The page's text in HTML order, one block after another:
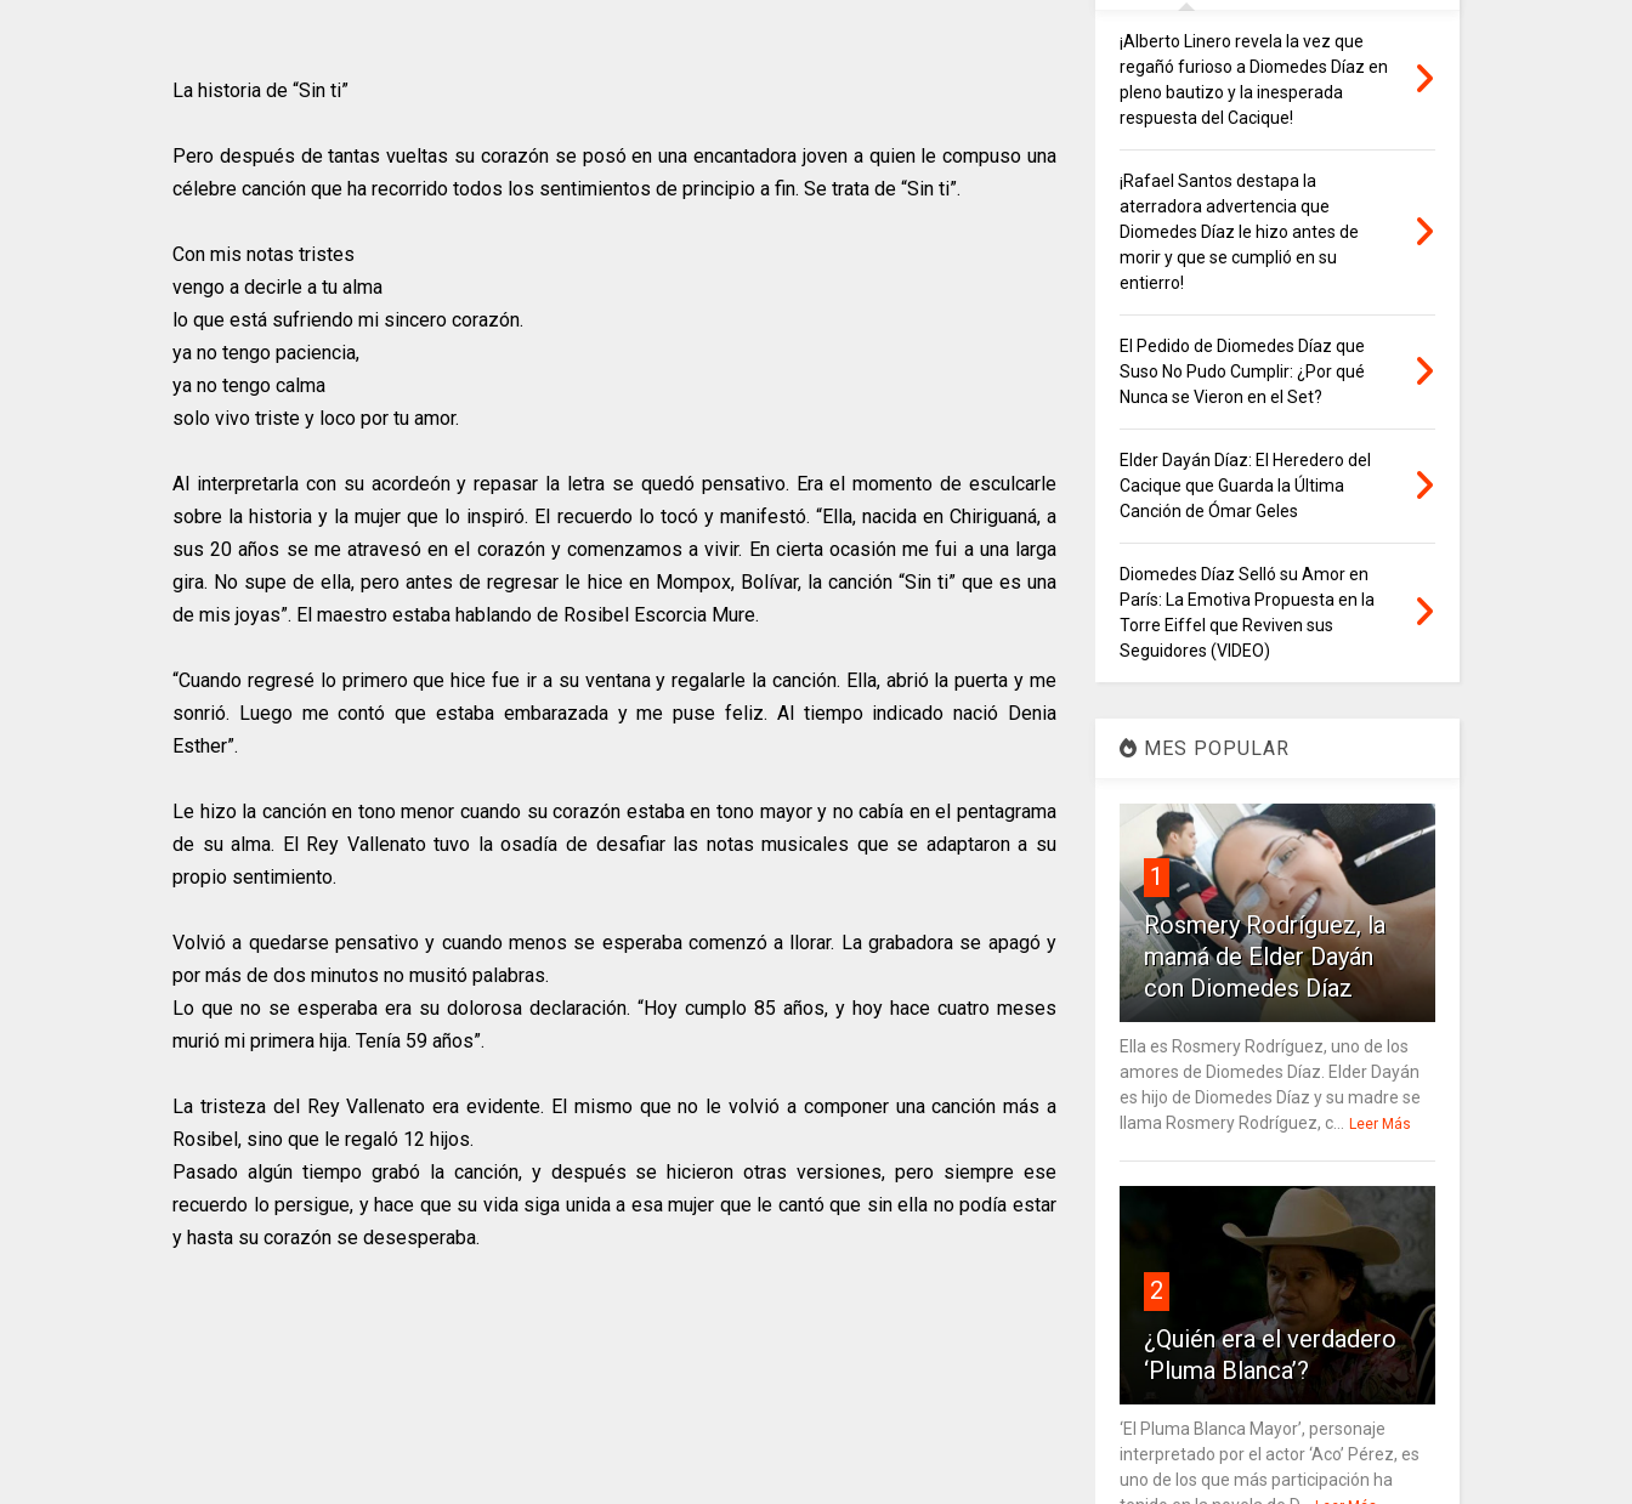
La historia de “Sin ti”
Pero después de tantas vueltas su corazón se posó en una encantadora joven a quien le compuso una
célebre canción que ha recorrido todos los sentimientos de principio a fin. Se trata de “Sin ti”.
Con mis notas tristes
vengo a decirle a tu alma
lo que está sufriendo mi sincero corazón.
ya no tengo paciencia,
ya no tengo calma
solo vivo triste y loco por tu amor.
Al interpretarla con su acordeón y repasar la letra se quedó pensativo. Era el momento de esculcarle
sobre la historia y la mujer que lo inspiró. El recuerdo lo tocó y manifestó. “Ella, nacida en Chiriguaná, a
sus 20 años se me atravesó en el corazón y comenzamos a vivir. En cierta ocasión me fui a una larga
gira. No supe de ella, pero antes de regresar le hice en Mompox, Bolívar, la canción “Sin ti” que es una
de mis joyas”. El maestro estaba hablando de Rosibel Escorcia Mure.
“Cuando regresé lo primero que hice fue ir a su ventana y regalarle la canción. Ella, abrió la puerta y me
sonrió. Luego me contó que estaba embarazada y me puse feliz. Al tiempo indicado nació Denia
Esther”.
Le hizo la canción en tono menor cuando su corazón estaba en tono mayor y no cabía en el pentagrama
de su alma. El Rey Vallenato tuvo la osadía de desafiar las notas musicales que se adaptaron a su
propio sentimiento.
Volvió a quedarse pensativo y cuando menos se esperaba comenzó a llorar. La grabadora se apagó y
por más de dos minutos no musitó palabras.
Lo que no se esperaba era su dolorosa declaración. “Hoy cumplo 85 años, y hoy hace cuatro meses
murió mi primera hija. Tenía 59 años”.
La tristeza del Rey Vallenato era evidente. El mismo que no le volvió a componer una canción más a
Rosibel, sino que le regaló 12 hijos.
Pasado algún tiempo grabó la canción, y después se hicieron otras versiones, pero siempre ese
recuerdo lo persigue, y hace que su vida siga unida a esa mujer que le cantó que sin ella no podía estar
y hasta su corazón se desesperaba.
¡Alberto Linero revela la vez que
regañó furioso a Diomedes Díaz en
pleno bautizo y la inesperada
respuesta del Cacique!
¡Rafael Santos destapa la
aterradora advertencia que
Diomedes Díaz le hizo antes de
morir y que se cumplió en su
entierro!
El Pedido de Diomedes Díaz que
Suso No Pudo Cumplir: ¿Por qué
Nunca se Vieron en el Set?
Elder Dayán Díaz: El Heredero del
Cacique que Guarda la Última
Canción de Ómar Geles
Diomedes Díaz Selló su Amor en
París: La Emotiva Propuesta en la
Torre Eiffel que Reviven sus
Seguidores (VIDEO)
MES POPULAR
1
Rosmery Rodríguez, la
mamá de Elder Dayán
con Diomedes Díaz
Ella es Rosmery Rodríguez, uno de los
amores de Diomedes Díaz. Elder Dayán
es hijo de Diomedes Díaz y su madre se
llama Rosmery Rodríguez, c... Leer Más
2
¿Quién era el verdadero
‘Pluma Blanca’?
‘El Pluma Blanca Mayor’, personaje
interpretado por el actor ‘Aco’ Pérez, es
uno de los que más participación ha